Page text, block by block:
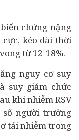
chứng nặng
kéo dài thời
từ 12-18%.
nguy cơ suy
suy giảm chức
khi nhiễm RSV
số người trưởng
tái nhiễm trong